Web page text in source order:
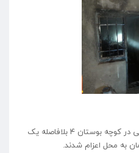
در پی اعلام انفجار و آتش گرفتن منزلی در کوچه بوستان ۴ بلافاصله یک